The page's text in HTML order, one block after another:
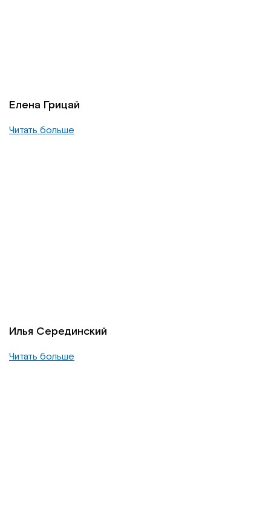
Елена Грицай
Читать больше
Илья Серединский
Читать больше